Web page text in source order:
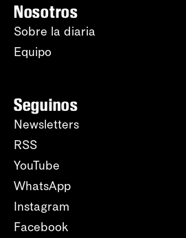
Nosotros
Sobre la diaria
Equipo
Seguinos
Newsletters
RSS
YouTube
WhatsApp
Instagram
Facebook